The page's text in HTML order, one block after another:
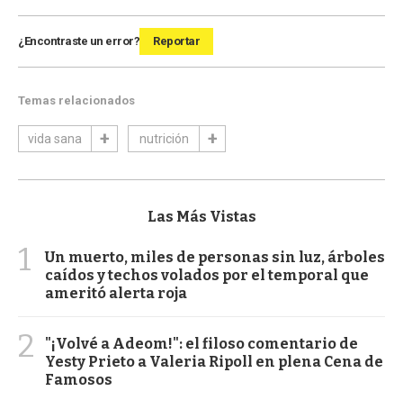
¿Encontraste un error? Reportar
Temas relacionados
vida sana nutrición
Las Más Vistas
1
Un muerto, miles de personas sin luz, árboles
caídos y techos volados por el temporal que
ameritó alerta roja
2
"¡Volvé a Adeom!": el filoso comentario de
Yesty Prieto a Valeria Ripoll en plena Cena de
Famosos